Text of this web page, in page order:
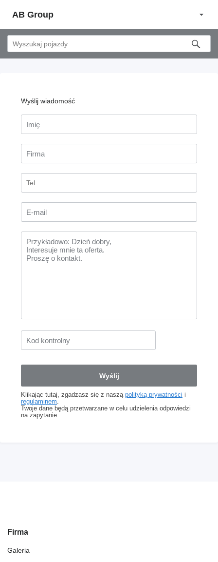
AB Group
Wyślij wiadomość
Klikając tutaj, zgadzasz się z naszą polityką prywatności i
regulaminem.
Twoje dane będą przetwarzane w celu udzielenia odpowiedzi
na zapytanie.
Firma
Galeria